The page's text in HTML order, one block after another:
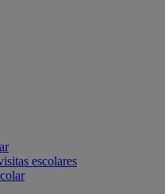
escolares